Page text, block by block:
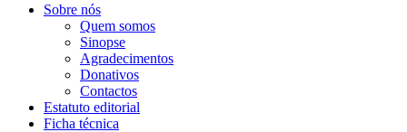
Sobre nós
Quem somos
Sinopse
Agradecimentos
Donativos
Contactos
Estatuto editorial
Ficha técnica